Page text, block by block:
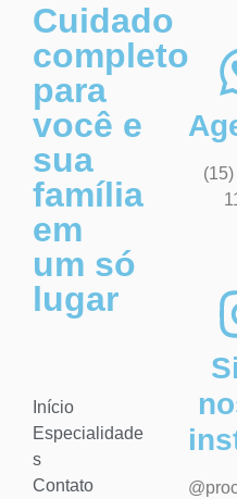
Cuidado
completo
para
você e
sua
família
em
um só
lugar
Início
Especialidade
s
Contato